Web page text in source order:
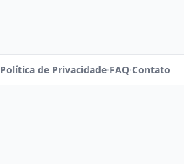
Política de Privacidade·FAQ·Contato